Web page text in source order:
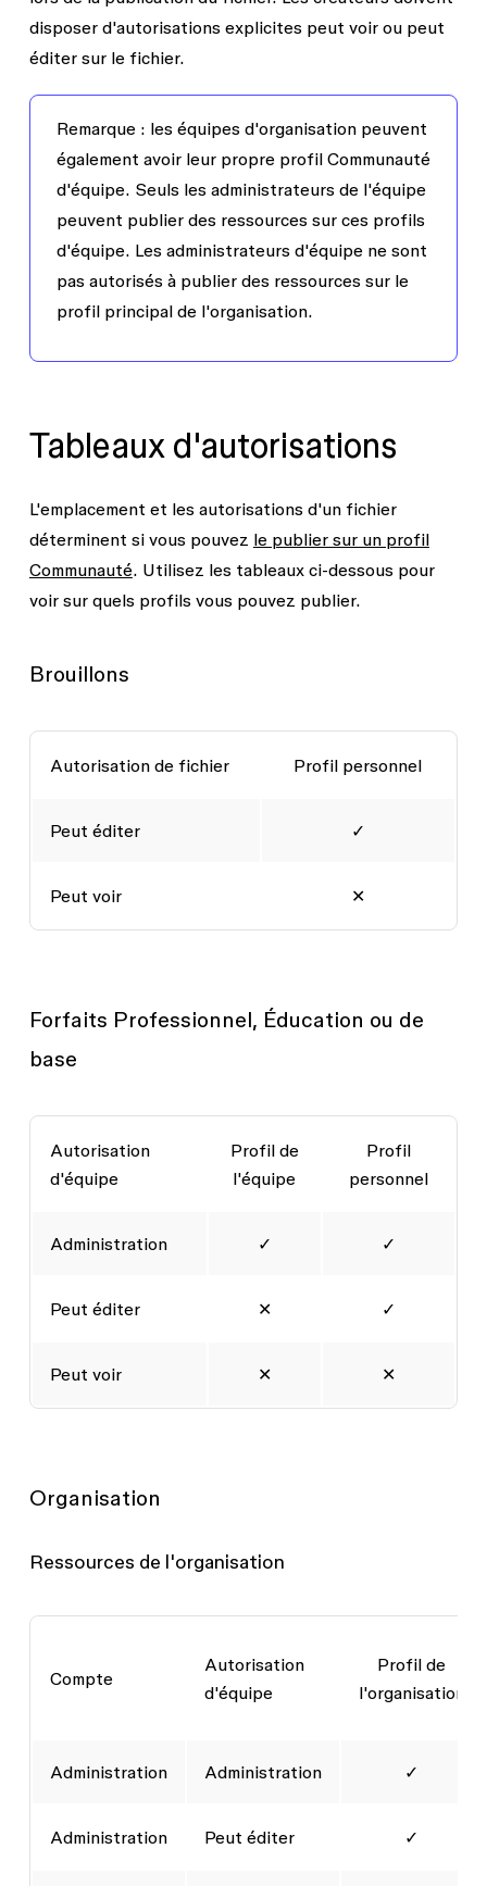
disposer d'autorisations explicites peut voirou peut
éditersur le fichier.
Remarque : les équipes d'organisation peuvent
également avoir leur propre profil Communauté
d'équipe. Seuls les administrateurs de l'équipe
peuvent publier des ressources sur ces profils
d'équipe. Les administrateurs d'équipe ne sont
pas autorisés à publier des ressources sur le
profil principal de l'organisation.
Tableaux d'autorisations
L'emplacement et lesautorisationsd'un fichier
déterminent si vous pouvez le publier sur un profil
Communauté. Utilisez les tableaux ci-dessous pour
voir sur quels profils vous pouvez publier.
Brouillons
Autorisation de fichier Profil personnel
Peut éditer ✓
Peut voir ✕
Forfaits Professionnel, Éducation ou de
base
Autorisation
d'équipe
Profil de
l'équipe
Profil
personnel
Administration ✓ ✓
Peut éditer ✕ ✓
Peut voir ✕ ✕
Organisation
Ressources de l'organisation
Compte
Autorisation
d'équipe
Profil de
l'organisation
Administration Administration ✓
Administration Peut éditer ✓